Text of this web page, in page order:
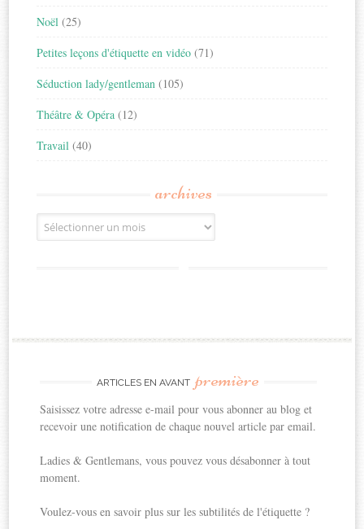
Noël (25)
Petites leçons d'étiquette en vidéo (71)
Séduction lady/gentleman (105)
Théâtre & Opéra (12)
Travail (40)
archives
Archives
ARTICLES EN AVANT première
Saisissez votre adresse e-mail pour vous abonner au blog et
recevoir une notification de chaque nouvel article par email.
Ladies & Gentlemans, vous pouvez vous désabonner à tout
moment.
Voulez-vous en savoir plus sur les subtilités de l'étiquette ?